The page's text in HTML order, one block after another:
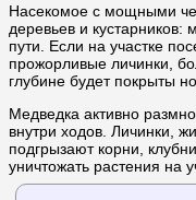
Насекомое с мощными
деревьев и кустарников:
пути. Если на участке
прожорливые личинки,
глубине будет покрыты
Медведка активно
внутри ходов. Личинки,
подгрызают корни,
уничтожать растения на